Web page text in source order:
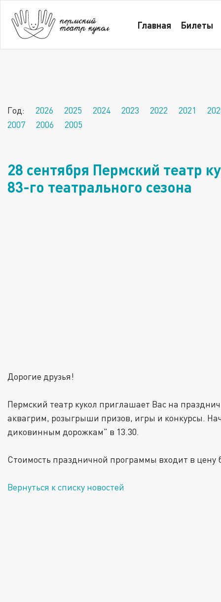
Главная Билеты
Главная
28 сентября Пермский театр кукол приглашает
Год: 2026 2025 2024 2023 2022 2021
2007
2006 2005
28 сентября Пермский театр
83-го театрального сезона
Дорогие друзья!
Пермский театр кукол приглашает Вас на
аквагрим, розыгрыши призов, игры и конкурсы.
диковинным дорожкам" в 13.30.
Стоимость праздничной программы входит в цену
Вернуться к списку новостей